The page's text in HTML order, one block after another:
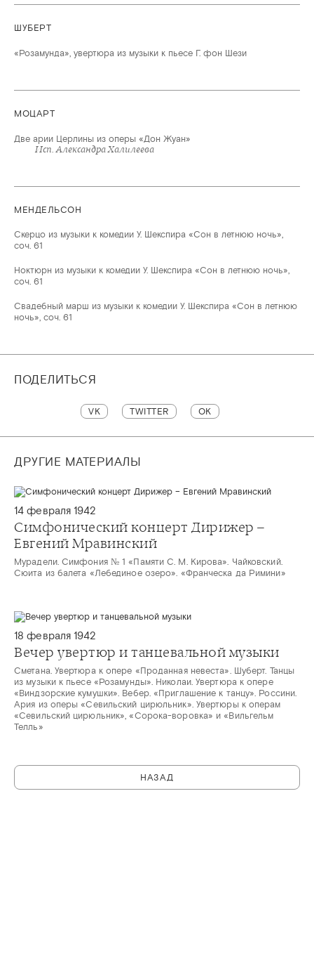
ШУБЕРТ
«Розамунда», увертюра из музыки к пьесе Г. фон Шези
МОЦАРТ
Две арии Церлины из оперы «Дон Жуан»
Исп. Александра Халилеева
МЕНДЕЛЬСОН
Скерцо из музыки к комедии У. Шекспира «Сон в летнюю ночь»,
соч. 61
Ноктюрн из музыки к комедии У. Шекспира «Сон в летнюю ночь»,
соч. 61
Свадебный марш из музыки к комедии У. Шекспира «Сон в летнюю
ночь», соч. 61
ПОДЕЛИТЬСЯ
VK TWITTER OK
ДРУГИЕ МАТЕРИАЛЫ
14 февраля 1942
Симфонический концерт Дирижер –
Евгений Мравинский
Мурадели. Симфония № 1 «Памяти С. М. Кирова». Чайковский.
Сюита из балета «Лебединое озеро». «Франческа да Римини»
18 февраля 1942
Вечер увертюр и танцевальной музыки
Сметана. Увертюра к опере «Проданная невеста». Шуберт. Танцы
из музыки к пьесе «Розамунды». Николаи. Увертюра к опере
«Виндзорские кумушки». Вебер. «Приглашение к танцу». Россини.
Ария из оперы «Севильский цирюльник». Увертюры к операм
«Севильский цирюльник», «Сорока-воровка» и «Вильгельм
Телль»
НАЗАД